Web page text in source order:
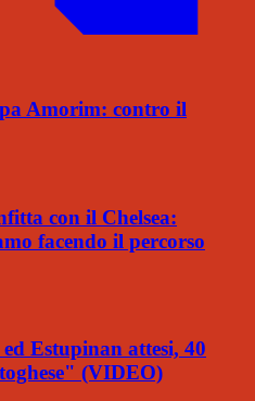
Amorim: contro il
con il Chelsea:
facendo il percorso
Estupinan attesi, 40
(VIDEO)